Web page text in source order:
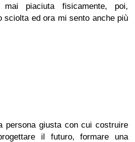
piaciuta fisicamente, poi,
sciolta ed ora mi sento anche più
persona giusta con cui costruire
il futuro, formare una